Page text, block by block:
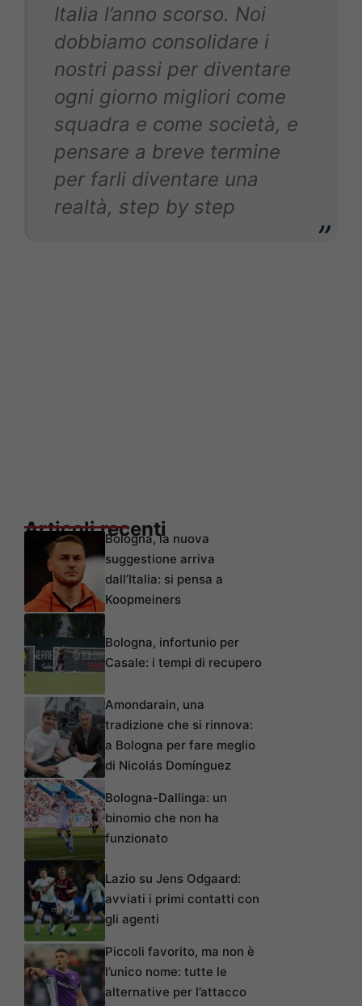
Italia l’anno scorso. Noi
dobbiamo consolidare i
nostri passi per diventare
ogni giorno migliori come
squadra e come società, e
pensare a breve termine
per farli diventare una
realtà, step by step
Articoli recenti
Bologna, la nuova
suggestione arriva
dall’Italia: si pensa a
Koopmeiners
Bologna, infortunio per
Casale: i tempi di recupero
Amondarain, una
tradizione che si rinnova:
a Bologna per fare meglio
di Nicolás Domínguez
Bologna-Dallinga: un
binomio che non ha
funzionato
Lazio su Jens Odgaard:
avviati i primi contatti con
gli agenti
Piccoli favorito, ma non è
l’unico nome: tutte le
alternative per l’attacco